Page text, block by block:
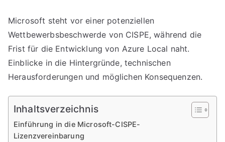
Microsoft steht vor einer potenziellen
Wettbewerbsbeschwerde von CISPE, während die
Frist für die Entwicklung von Azure Local naht.
Einblicke in die Hintergründe, technischen
Herausforderungen und möglichen Konsequenzen.
Inhaltsverzeichnis
Einführung in die Microsoft-CISPE-
Lizenzvereinbarung